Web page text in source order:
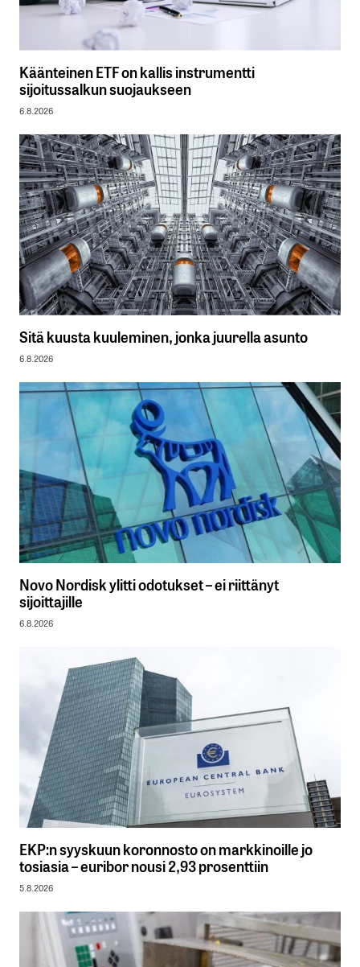
Käänteinen ETF on kallis instrumentti
sijoitussalkun suojaukseen
6.8.2026
Sitä kuusta kuuleminen, jonka juurella asunto
6.8.2026
Novo Nordisk ylitti odotukset – ei riittänyt
sijoittajille
6.8.2026
EKP:n syyskuun koronnosto on markkinoille jo
tosiasia – euribor nousi 2,93 prosenttiin
5.8.2026